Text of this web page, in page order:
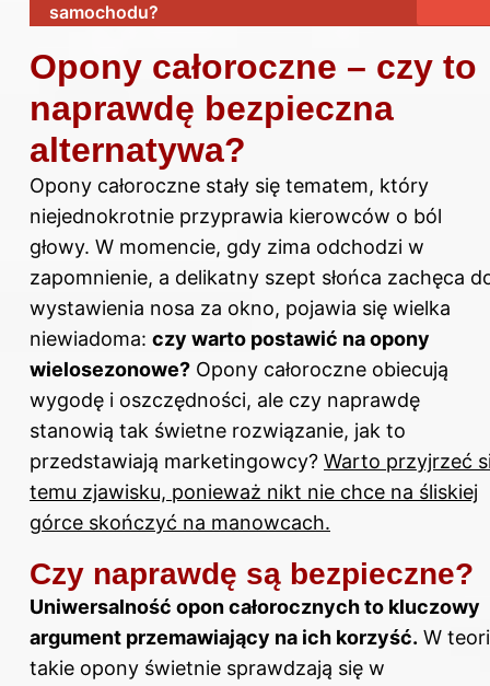
samochodu?
Opony całoroczne – czy to
naprawdę bezpieczna
alternatywa?
Opony całoroczne stały się tematem, który
niejednokrotnie przyprawia kierowców o ból
głowy. W momencie, gdy zima odchodzi w
zapomnienie, a delikatny szept słońca zachęca
wystawienia nosa za okno, pojawia się wielka
niewiadoma: czy warto postawić na opony
wielosezonowe? Opony całoroczne obiecują
wygodę i oszczędności, ale czy naprawdę
stanowią tak świetne rozwiązanie, jak to
przedstawiają marketingowcy? Warto przyjrzeć
temu zjawisku, ponieważ nikt nie chce na śliskiej
górce skończyć na manowcach.
Czy naprawdę są bezpieczne?
Uniwersalność opon całorocznych to kluczowy
argument przemawiający na ich korzyść. W
takie opony świetnie sprawdzają się w